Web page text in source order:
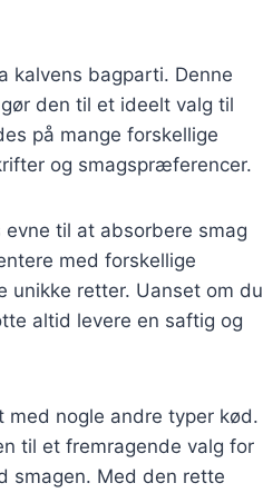
kalvens bagparti. Denne
den til et ideelt valg til
på mange forskellige
og smagspræferencer.
til at absorbere smag
med forskellige
unikke retter. Uanset om du
altid levere en saftig og
nogle andre typer kød.
til et fremragende valg for
smagen. Med den rette